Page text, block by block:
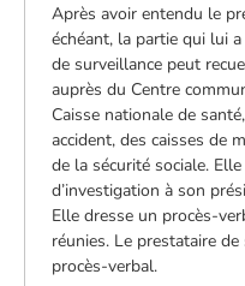
Après avoir entendu le
échéant, la partie qui lui
de surveillance peut
auprès du Centre
Caisse nationale de
accident, des caisses de
de la sécurité sociale.
d’investigation à son
Elle dresse un procès-
réunies. Le prestataire
procès-verbal.